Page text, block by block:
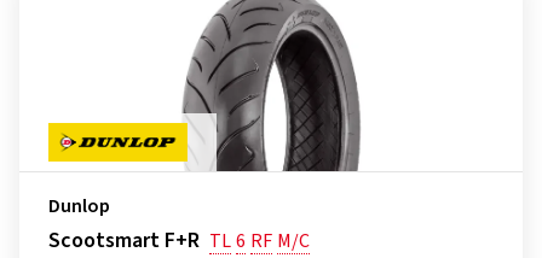
Dunlop
Scootsmart F+R TL6 RF M/C